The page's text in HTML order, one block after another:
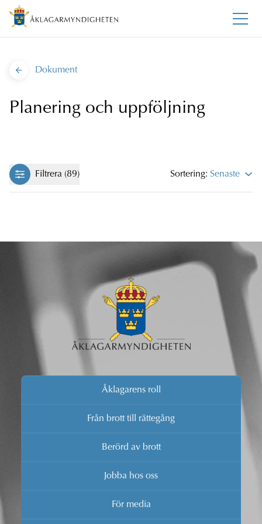
Dokument
Planering och uppföljning
Filtrera (89) Sortering: Senaste
Åklagarens roll
Från brott till rättegång
Berörd av brott
Jobba hos oss
För media